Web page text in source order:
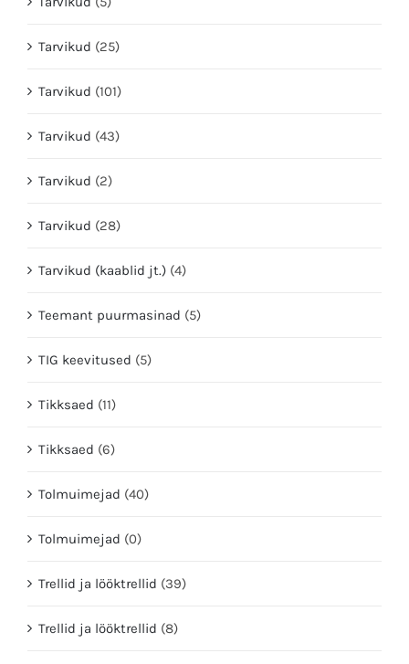
Tarvikud (25)
Tarvikud (101)
Tarvikud (43)
Tarvikud (2)
Tarvikud (28)
Tarvikud (kaablid jt.) (4)
Teemant puurmasinad (5)
TIG keevitused (5)
Tikksaed (11)
Tikksaed (6)
Tolmuimejad (40)
Tolmuimejad (0)
Trellid ja lööktrellid (39)
Trellid ja lööktrellid (8)